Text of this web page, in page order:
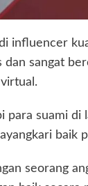
influencer
sangat
para suami
baik
seorang